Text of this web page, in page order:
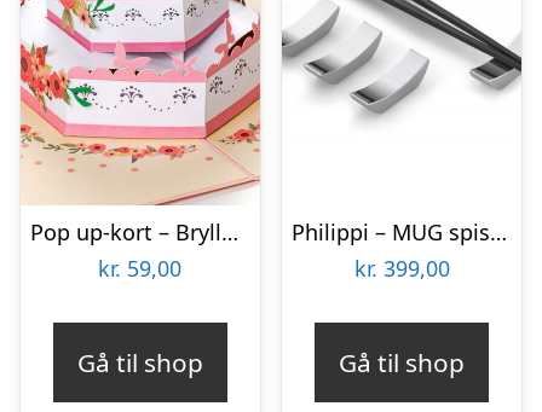
Pop up-kort – Bryllupskage
kr. 59,00
Gå til shop
Philippi – MUG spisepinde, 2 par
kr. 399,00
Gå til shop